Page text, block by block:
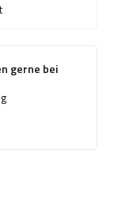
gerne bei